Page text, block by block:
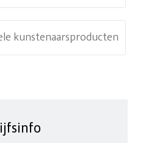
kunstenaarsproducten